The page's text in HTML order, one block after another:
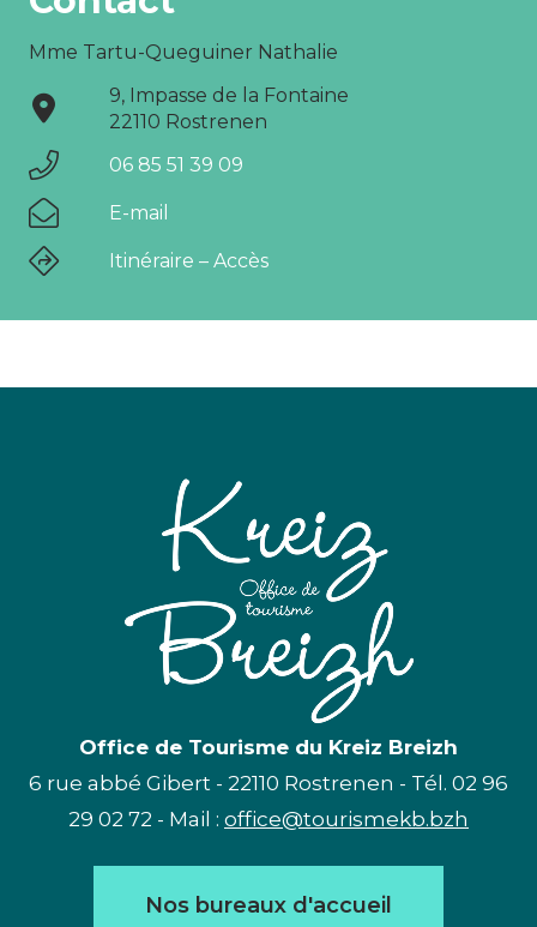
Mme Tartu-Queguiner Nathalie
9, Impasse de la Fontaine
22110 Rostrenen
06 85 51 39 09
E-mail
Itinéraire – Accès
Office de Tourisme du Kreiz Breizh
6 rue abbé Gibert - 22110 Rostrenen - Tél. 02 96
29 02 72 - Mail : office@tourismekb.bzh
Nos bureaux d'accueil